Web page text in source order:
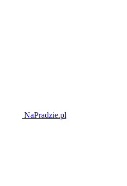
NaPradzie.pl